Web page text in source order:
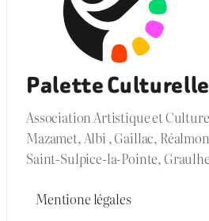
Palette Culturelle
Association Artistique et
Mazamet, Albi , Gaillac,
Saint-Sulpice-la-Pointe,
Mentione légales